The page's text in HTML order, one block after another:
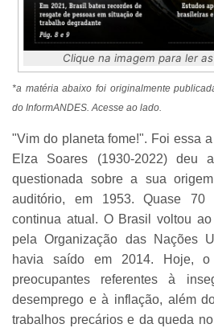
Clique na imagem para ler
*a matéria abaixo foi originalmente
do InformANDES. Acesse ao lado.
"Vim do planeta fome!". Foi essa
Elza Soares (1930-2022) deu
questionada sobre a sua
auditório, em 1953. Quase
continua atual. O Brasil voltou ao
pela Organização das Nações
havia saído em 2014. Hoje,
preocupantes referentes à
desemprego e à inflação, além
trabalhos precários e da queda